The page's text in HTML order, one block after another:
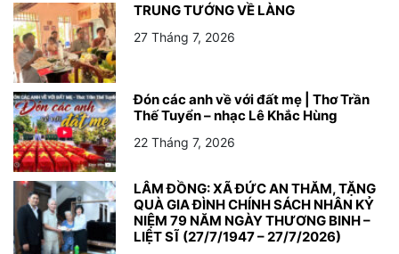
TRUNG TƯỚNG VỀ LÀNG
27 Tháng 7, 2026
Đón các anh về với đất mẹ | Thơ Trần
Thế Tuyển – nhạc Lê Khắc Hùng
22 Tháng 7, 2026
LÂM ĐỒNG: XÃ ĐỨC AN THĂM, TẶNG
QUÀ GIA ĐÌNH CHÍNH SÁCH NHÂN KỶ
NIỆM 79 NĂM NGÀY THƯƠNG BINH –
LIỆT SĨ (27/7/1947 – 27/7/2026)